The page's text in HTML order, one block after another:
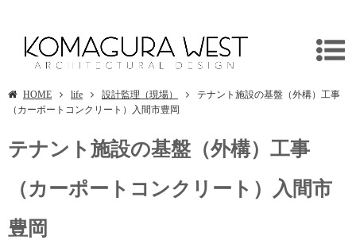
HOME life 設計監理（現場）
テナント施設の基盤（外構）工事
（カーポートコンクリート）入間市豊岡
テナント施設の基盤（外構）工事
（カーポートコンクリート）入間市
豊岡